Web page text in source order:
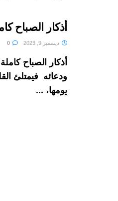
أذكار الصباح
ديسمبر 9, 2023
أذكار الصباح
ودعائه فيمتلئ
يومها، ...